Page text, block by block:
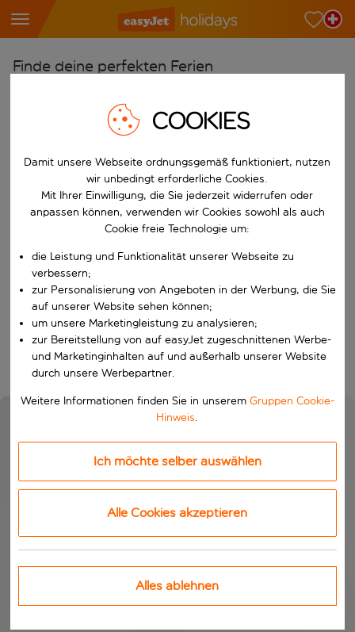
Finde deine perfekten Ferien
Wähle deine Flughäfen
Beginne mit der Eingabe für die automatische
Reiseziele finden
Nach
W&auml;hle ein Ab- und R&uuml;ckflugdatum aus.
Wähle deine Reisedaten
Wann
Suchen
COOKIES
Damit unsere Webseite ordnungsgemäß funktioniert, nutzen
wir unbedingt erforderliche Cookies.
Mit Ihrer Einwilligung, die Sie jederzeit widerrufen oder
anpassen können, verwenden wir Cookies sowohl als auch
Cookie freie Technologie um:
die Leistung und Funktionalität unserer Webseite zu
verbessern;
zur Personalisierung von Angeboten in der Werbung, die Sie
auf unserer Website sehen können;
um unsere Marketingleistung zu analysieren;
zur Bereitstellung von auf easyJet zugeschnittenen Werbe-
und Marketinginhalten auf und außerhalb unserer Website
durch unsere Werbepartner.
Weitere Informationen finden Sie in unserem Gruppen Cookie-
Hinweis.
Ich möchte selber auswählen
Alle Cookies akzeptieren
Alles ablehnen